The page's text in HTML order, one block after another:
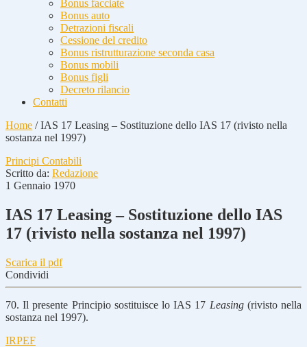
Bonus facciate
Bonus auto
Detrazioni fiscali
Cessione del credito
Bonus ristrutturazione seconda casa
Bonus mobili
Bonus figli
Decreto rilancio
Contatti
Home /IAS 17 Leasing – Sostituzione dello IAS 17 (rivisto nella
sostanza nel 1997)
Principi Contabili
Scritto da: Redazione
1 Gennaio 1970
IAS 17 Leasing – Sostituzione dello IAS
17 (rivisto nella sostanza nel 1997)
Scarica il pdf
Condividi
70. Il presente Principio sostituisce lo IAS 17 Leasing (rivisto nella
sostanza nel 1997).
IRPEF